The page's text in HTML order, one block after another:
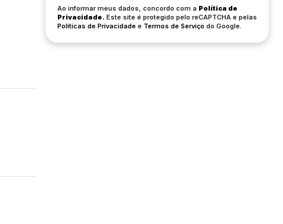
Ao informar meus dados, concordo com a Política de
Privacidade. Este site é protegido pelo reCAPTCHA e pelas
Políticas de Privacidade e Termos de Serviço do Google.